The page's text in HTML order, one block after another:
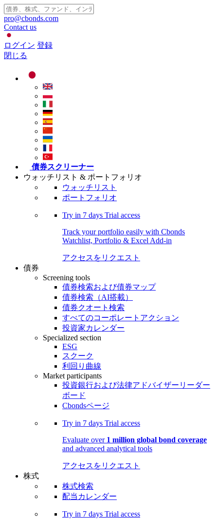
pro@cbonds.com
Contact us
ログイン 登録
閉じる
債券スクリーナー
ウォッチリスト & ポートフォリオ
ウォッチリスト
ポートフォリオ
Try in 7 days Trial access
Track your portfolio easily with Cbonds
Watchlist, Portfolio & Excel Add-in
アクセスをリクエスト
債券
Screening tools
債券検索および債券マップ
債券検索（AI搭載）
債券クオート検索
すべてのコーポレートアクション
投資家カレンダー
Specialized section
ESG
スクーク
利回り曲線
Market participants
投資銀行および法律アドバイザーリーダー
ボード
Cbondsページ
Try in 7 days Trial access
Evaluate over 1 million global bond coverage
and advanced analytical tools
アクセスをリクエスト
株式
株式検索
配当カレンダー
Try in 7 days Trial access